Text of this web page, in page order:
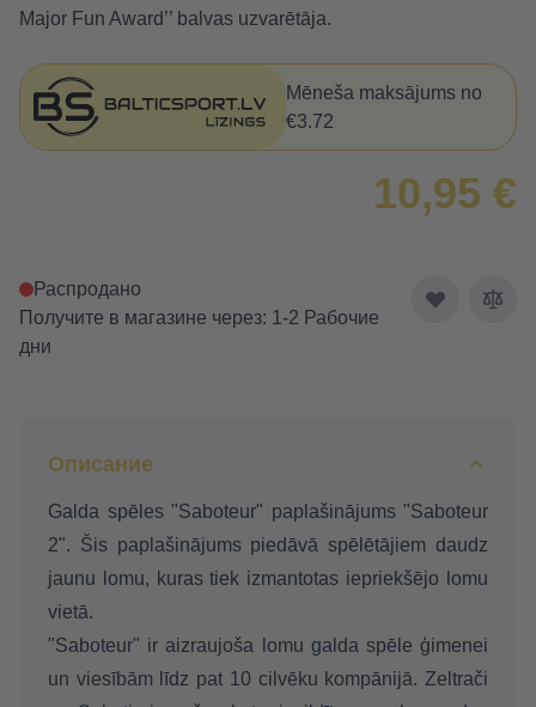
Major Fun Award’’ balvas uzvarētāja.
Mēneša maksājums no
€3.72
10,95 €
Распродано
Получите в магазине через: 1-2 Рабочие
дни
Описание
Galda spēles "Saboteur" paplašinājums "Saboteur
2". Šis paplašinājums piedāvā spēlētājiem daudz
jaunu lomu, kuras tiek izmantotas iepriekšējo lomu
vietā.
"Saboteur" ir aizraujoša lomu galda spēle ģimenei
un viesībām līdz pat 10 cilvēku kompānijā. Zeltrači